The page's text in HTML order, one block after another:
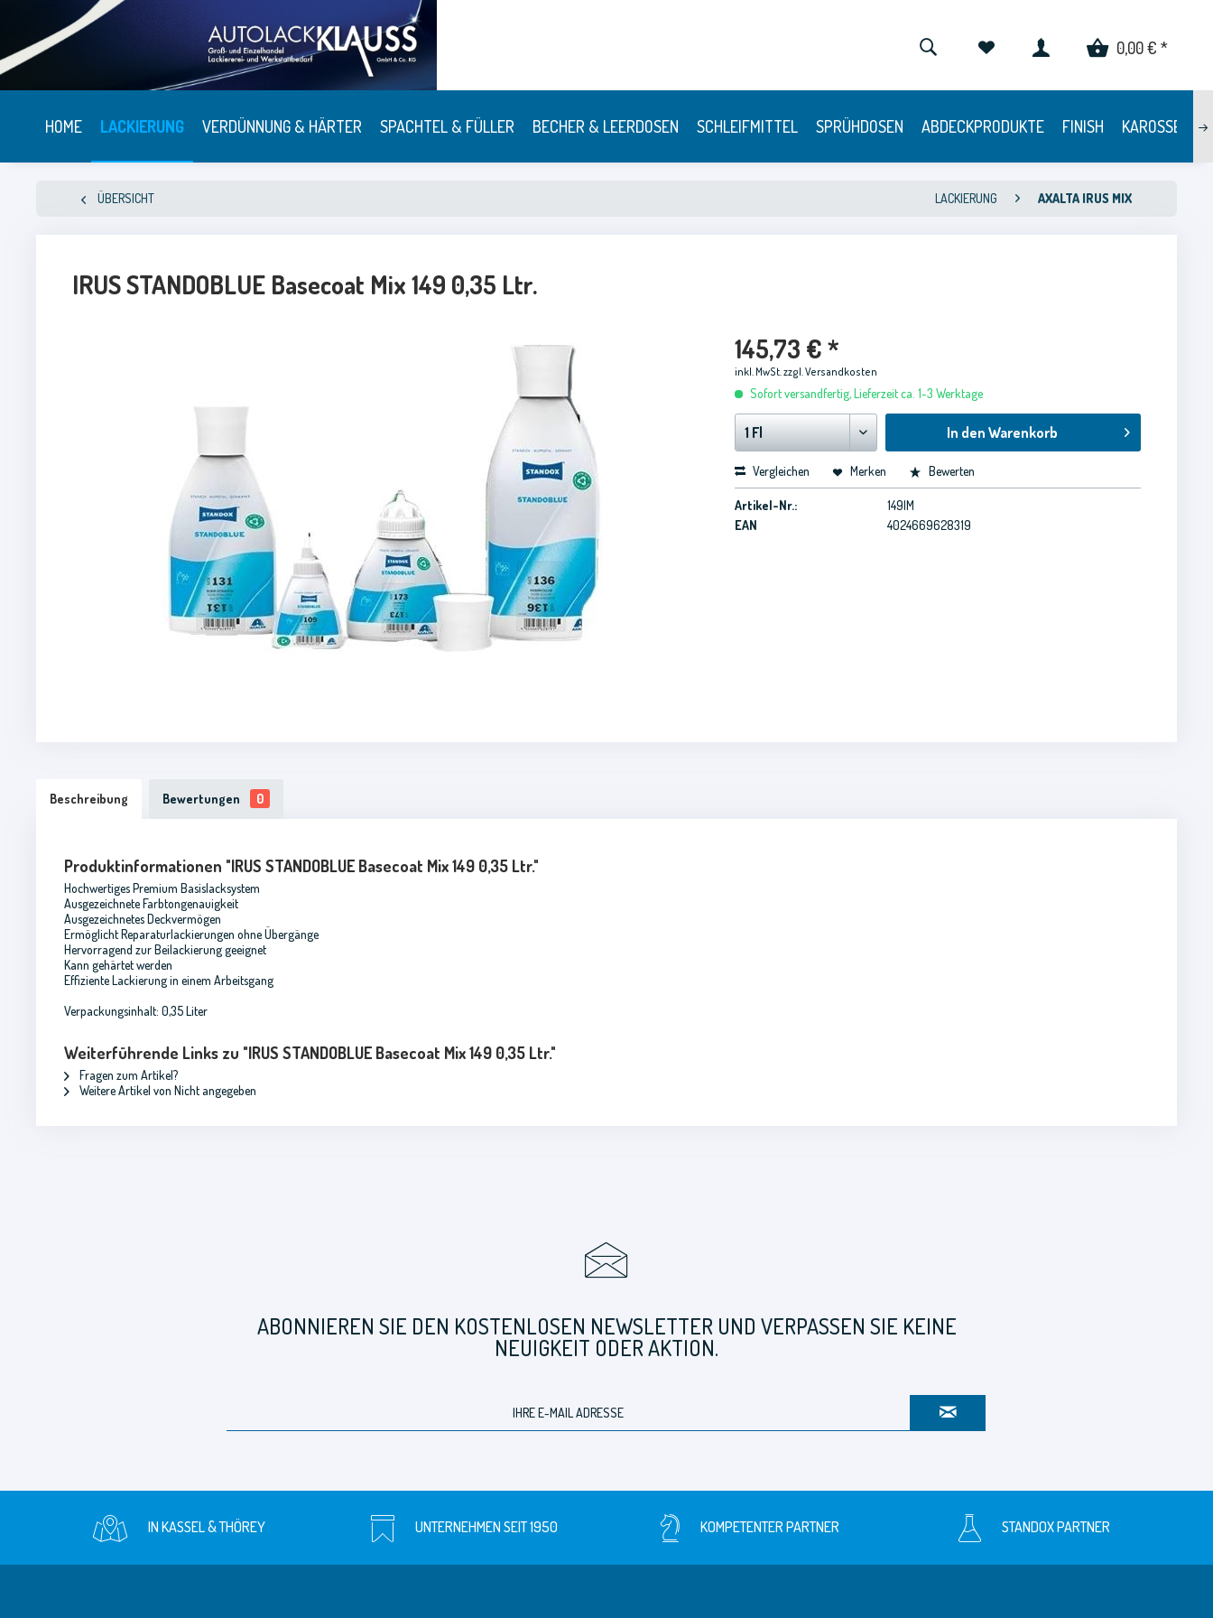
0,00 € *
HOME LACKIERUNG VERDÜNNUNG & HÄRTER SPACHTEL & FÜLLER BECHER & LEERDOSEN SCHLEIFMITTEL SPRÜHDOSEN ABDECKPRODUKTE FINISH KAROSSERIE
ÜBERSICHT LACKIERUNG AXALTA IRUS MIX
IRUS STANDOBLUE Basecoat Mix 149 0,35 Ltr.
145,73 € *
inkl. MwSt.zzgl. Versandkosten
Sofort versandfertig, Lieferzeit ca. 1-3 Werktage
In den Warenkorb
Vergleichen Merken Bewerten
Artikel-Nr.:
149IM
EAN
4024669628319
Beschreibung Bewertungen 0
Produktinformationen "IRUS STANDOBLUE Basecoat Mix 149 0,35 Ltr."
Hochwertiges Premium Basislacksystem
Ausgezeichnete Farbtongenauigkeit
Ausgezeichnetes Deckvermögen
Ermöglicht Reparaturlackierungen ohne Übergänge
Hervorragend zur Beilackierung geeignet
Kann gehärtet werden
Effiziente Lackierung in einem Arbeitsgang
Verpackungsinhalt: 0,35 Liter
Weiterführende Links zu "IRUS STANDOBLUE Basecoat Mix 149 0,35 Ltr."
Fragen zum Artikel?
Weitere Artikel von Nicht angegeben
ABONNIEREN SIE DEN KOSTENLOSEN NEWSLETTER UND VERPASSEN SIE KEINE
NEUIGKEIT ODER AKTION.
IN KASSEL & THÖREY UNTERNEHMEN SEIT 1950 KOMPETENTER PARTNER STANDOX PARTNER